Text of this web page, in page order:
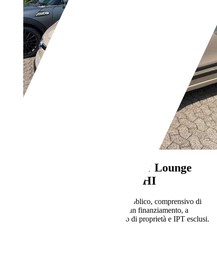
Living 1.3 MJT Lounge
85CV*EURO5B*CERCHI
Prezzo finale offerto al pubblico, comprensivo di
IVA, non vincolato all’acquisto di un finanziamento, a
permuta o rottamazione. Passaggio di proprietà e IPT esclusi.